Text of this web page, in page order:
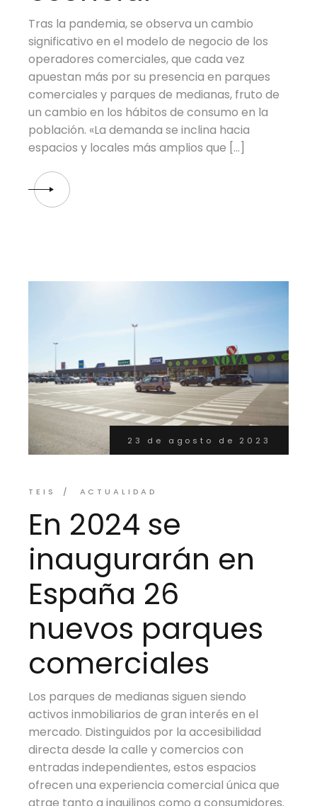
Tras la pandemia, se observa un cambio
significativo en el modelo de negocio de los
operadores comerciales, que cada vez
apuestan más por su presencia en parques
comerciales y parques de medianas, fruto de
un cambio en los hábitos de consumo en la
población. «La demanda se inclina hacia
espacios y locales más amplios que […]
23 de agosto de 2023
TEIS ACTUALIDAD
En 2024 se
inaugurarán en
España 26
nuevos parques
comerciales
Los parques de medianas siguen siendo
activos inmobiliarios de gran interés en el
mercado. Distinguidos por la accesibilidad
directa desde la calle y comercios con
entradas independientes, estos espacios
ofrecen una experiencia comercial única que